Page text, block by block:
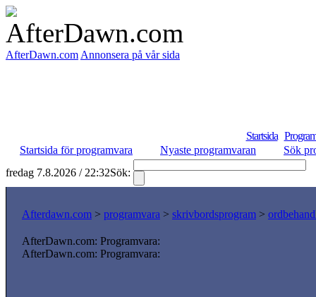
AfterDawn.com Annonsera på vår sida
Startsida
Startsida för programvara
Nyaste programvaran
Sök
fredag 7.8.2026 / 22:32Sök:
Afterdawn.com > programvara > skrivbordsprogram >
AfterDawn.com: Programvara:
AfterDawn.com: Programvara: